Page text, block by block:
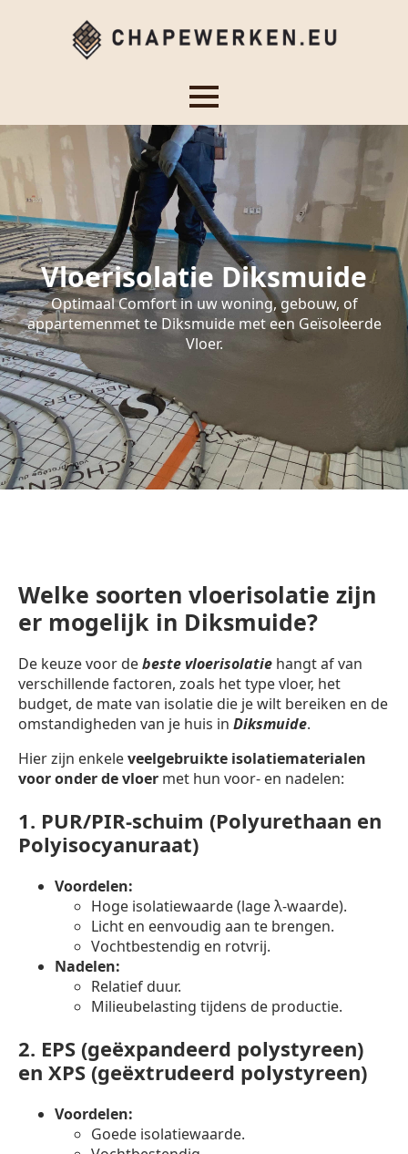
Vloerisolatie Diksmuide
Optimaal Comfort in uw woning, gebouw, of
appartemenmet te Diksmuide met een Geïsoleerde
Vloer.
Welke soorten vloerisolatie zijn
er mogelijk in Diksmuide?
De keuze voor debeste vloerisolatie hangt af van
verschillende factoren, zoals het type vloer, het
budget, de mate van isolatie die je wilt bereiken en de
omstandigheden van je huis in Diksmuide.
Hier zijn enkeleveelgebruikte isolatiematerialen
voor onder de vloer met hun voor- en nadelen:
1. PUR/PIR-schuim (Polyurethaan en
Polyisocyanuraat)
Voordelen:
Hoge isolatiewaarde (lage λ-waarde).
Licht en eenvoudig aan te brengen.
Vochtbestendig en rotvrij.
Nadelen:
Relatief duur.
Milieubelasting tijdens de productie.
2. EPS (geëxpandeerd polystyreen)
en XPS (geëxtrudeerd polystyreen)
Voordelen:
Goede isolatiewaarde.